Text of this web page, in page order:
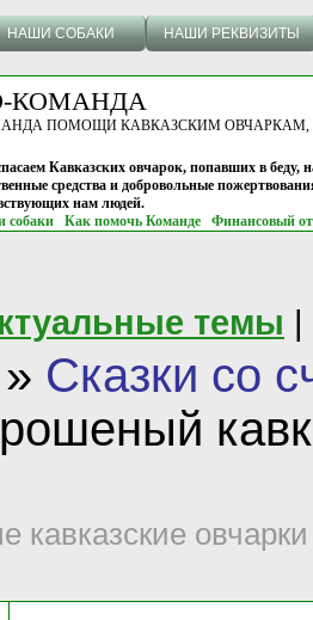
НАШИ СОБАКИ НАШИ РЕКВИЗИТЫ
КОМАНДА
ПОМОЩИ КАВКАЗСКИМ ОВЧАРКАМ, г.
Кавказских овчарок, попавших в беду,
средства и добровольные
нам людей.
собаки
Как помочь Команде Финансовый
темы |
» Сказки со
кавказские овчарки